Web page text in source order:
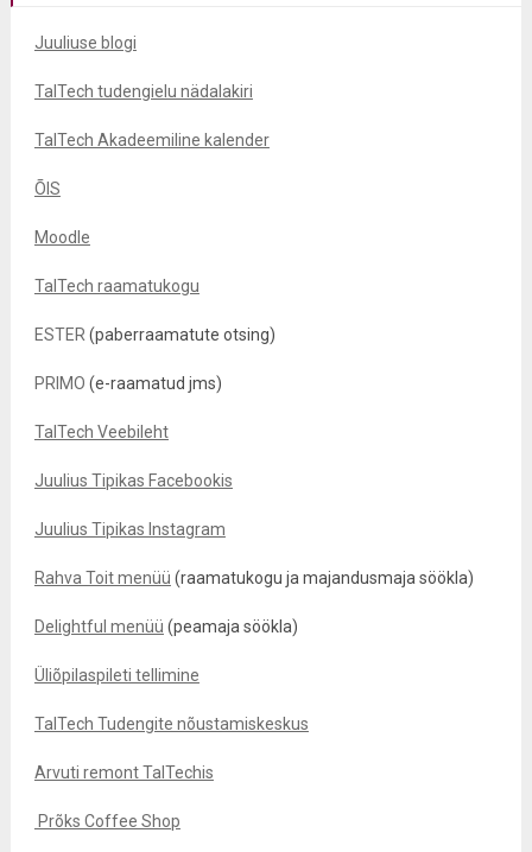
Juuliuse blogi
TalTech tudengielu nädalakiri
TalTech Akadeemiline kalender
ÕIS
Moodle
TalTech raamatukogu
ESTER (paberraamatute otsing)
PRIMO (e-raamatud jms)
TalTech Veebileht
Juulius Tipikas Facebookis
Juulius Tipikas Instagram
Rahva Toit menüü (raamatukogu ja majandusmaja söökla)
Delightful menüü (peamaja söökla)
Üliõpilaspileti tellimine
TalTech Tudengite nõustamiskeskus
Arvuti remont TalTechis
Prõks Coffee Shop